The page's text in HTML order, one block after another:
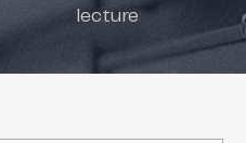
lecture